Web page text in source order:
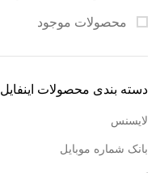
محصولات موجود
دسته بندی محصولات اینفایل
لایسنس
بانک شماره موبایل